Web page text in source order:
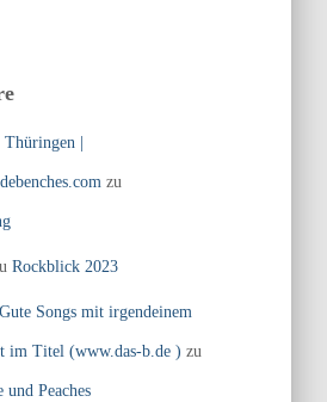
Thüringen |
zu
Rockblick 2023
Songs mit irgendeinem
im Titel (www.das-b.de ) zu
Peaches